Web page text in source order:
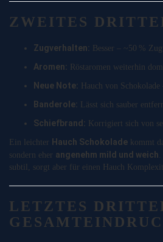
ZWEITES
Zugverhalten: Besser – ~50 %
Aromen: Röstaromen weiterhin
Neue Note: Hauch von Schokolade
Banderole: Lässt sich sauber
Schiefbrand: Korrigiert sich von
Ein leichter Hauch Schokolade kommt
sondern eher angenehm mild und weich
subtil, sorgt aber für einen Hauch
LETZTES